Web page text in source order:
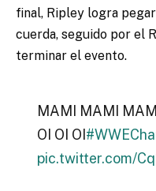
final, Ripley logra
cuerda, seguido por el
terminar el evento.
MAMI MAMI MAMI
OI OI OI
pic.twitter.com/